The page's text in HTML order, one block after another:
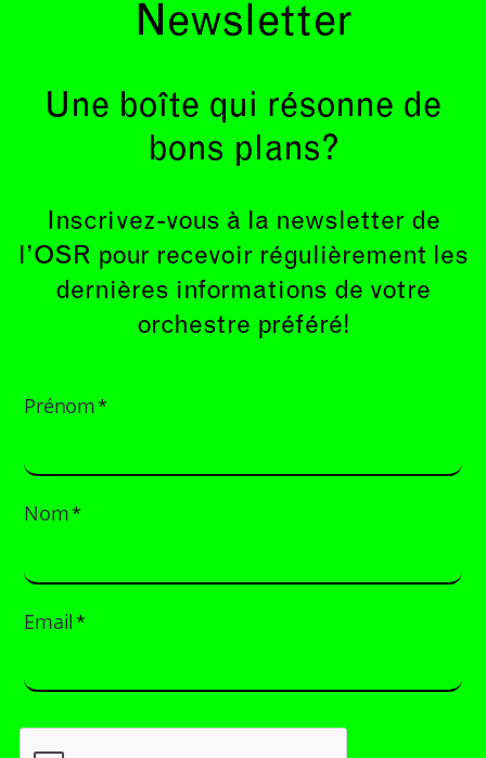
Newsletter
Une boîte qui résonne de
bons plans?
Inscrivez-vous à la newsletter de
l’OSR pour recevoir régulièrement les
dernières informations de votre
orchestre préféré!
Prénom*
Nom*
Email*